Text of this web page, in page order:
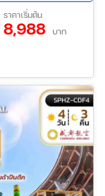
- 20 ส.ค. 69
- 29 ส.ค. 69
- 05 ก.ย. 69
- 12 ก.ย. 69
- 19 ก.ย. 69
ราคาเริ่มต้น
8,988 บาท